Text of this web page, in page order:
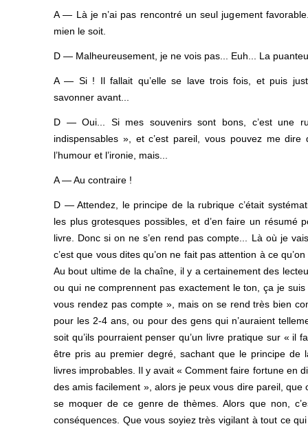
A — Là je n’ai pas rencontré un seul jugement
mien le soit.
D — Malheureusement, je ne vois pas... Euh... La
A — Si ! Il fallait qu’elle se lave trois fois, et puis
savonner avant...
D — Oui... Si mes souvenirs sont bons, c’est une
indispensables », et c’est pareil, vous pouvez me dire
l’humour et l’ironie, mais...
A — Au contraire !
D — Attendez, le principe de la rubrique c’était
les plus grotesques possibles, et d’en faire un résumé
livre. Donc si on ne s’en rend pas compte... Là où je
c’est que vous dites qu’on ne fait pas attention à ce
Au bout ultime de la chaîne, il y a certainement des
ou qui ne comprennent pas exactement le ton, ça je suis
vous rendez pas compte », mais on se rend très bien
pour les 2-4 ans, ou pour des gens qui n’auraient
soit qu’ils pourraient penser qu’un livre pratique sur « il
être pris au premier degré, sachant que le principe de
livres improbables. Il y avait « Comment faire fortune en
des amis facilement », alors je peux vous dire pareil, que
se moquer de ce genre de thèmes. Alors que non,
conséquences. Que vous soyiez très vigilant à tout ce